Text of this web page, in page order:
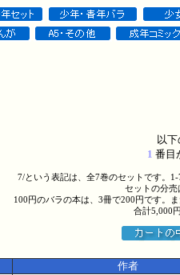
以下
1 番目
7/という表記は、全7巻のセットです。
セットの分売
100円のバラの本は、3冊で200円です。
合計5,000
作者